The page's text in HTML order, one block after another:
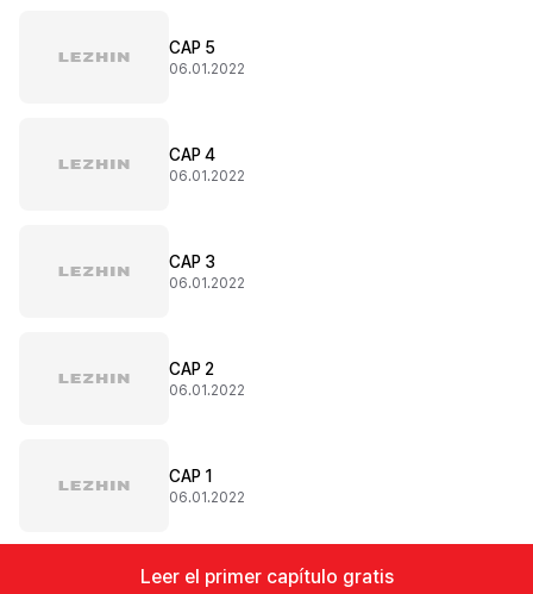
CAP 5
06.01.2022
CAP 4
06.01.2022
CAP 3
06.01.2022
CAP 2
06.01.2022
CAP 1
06.01.2022
Leer el primer capítulo gratis